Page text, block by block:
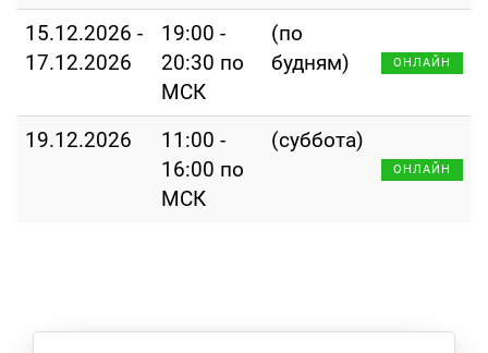
15.12.2026 -
17.12.2026
19:00 -
20:30 по
МСК
(по
будням)
ОНЛАЙН
19.12.2026
11:00 -
16:00 по
МСК
(суббота)
ОНЛАЙН